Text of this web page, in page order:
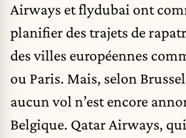
Airways et flydubai ont
planifier des trajets de
des villes européennes
ou Paris. Mais, selon
aucun vol n’est encore
Belgique. Qatar Airways,